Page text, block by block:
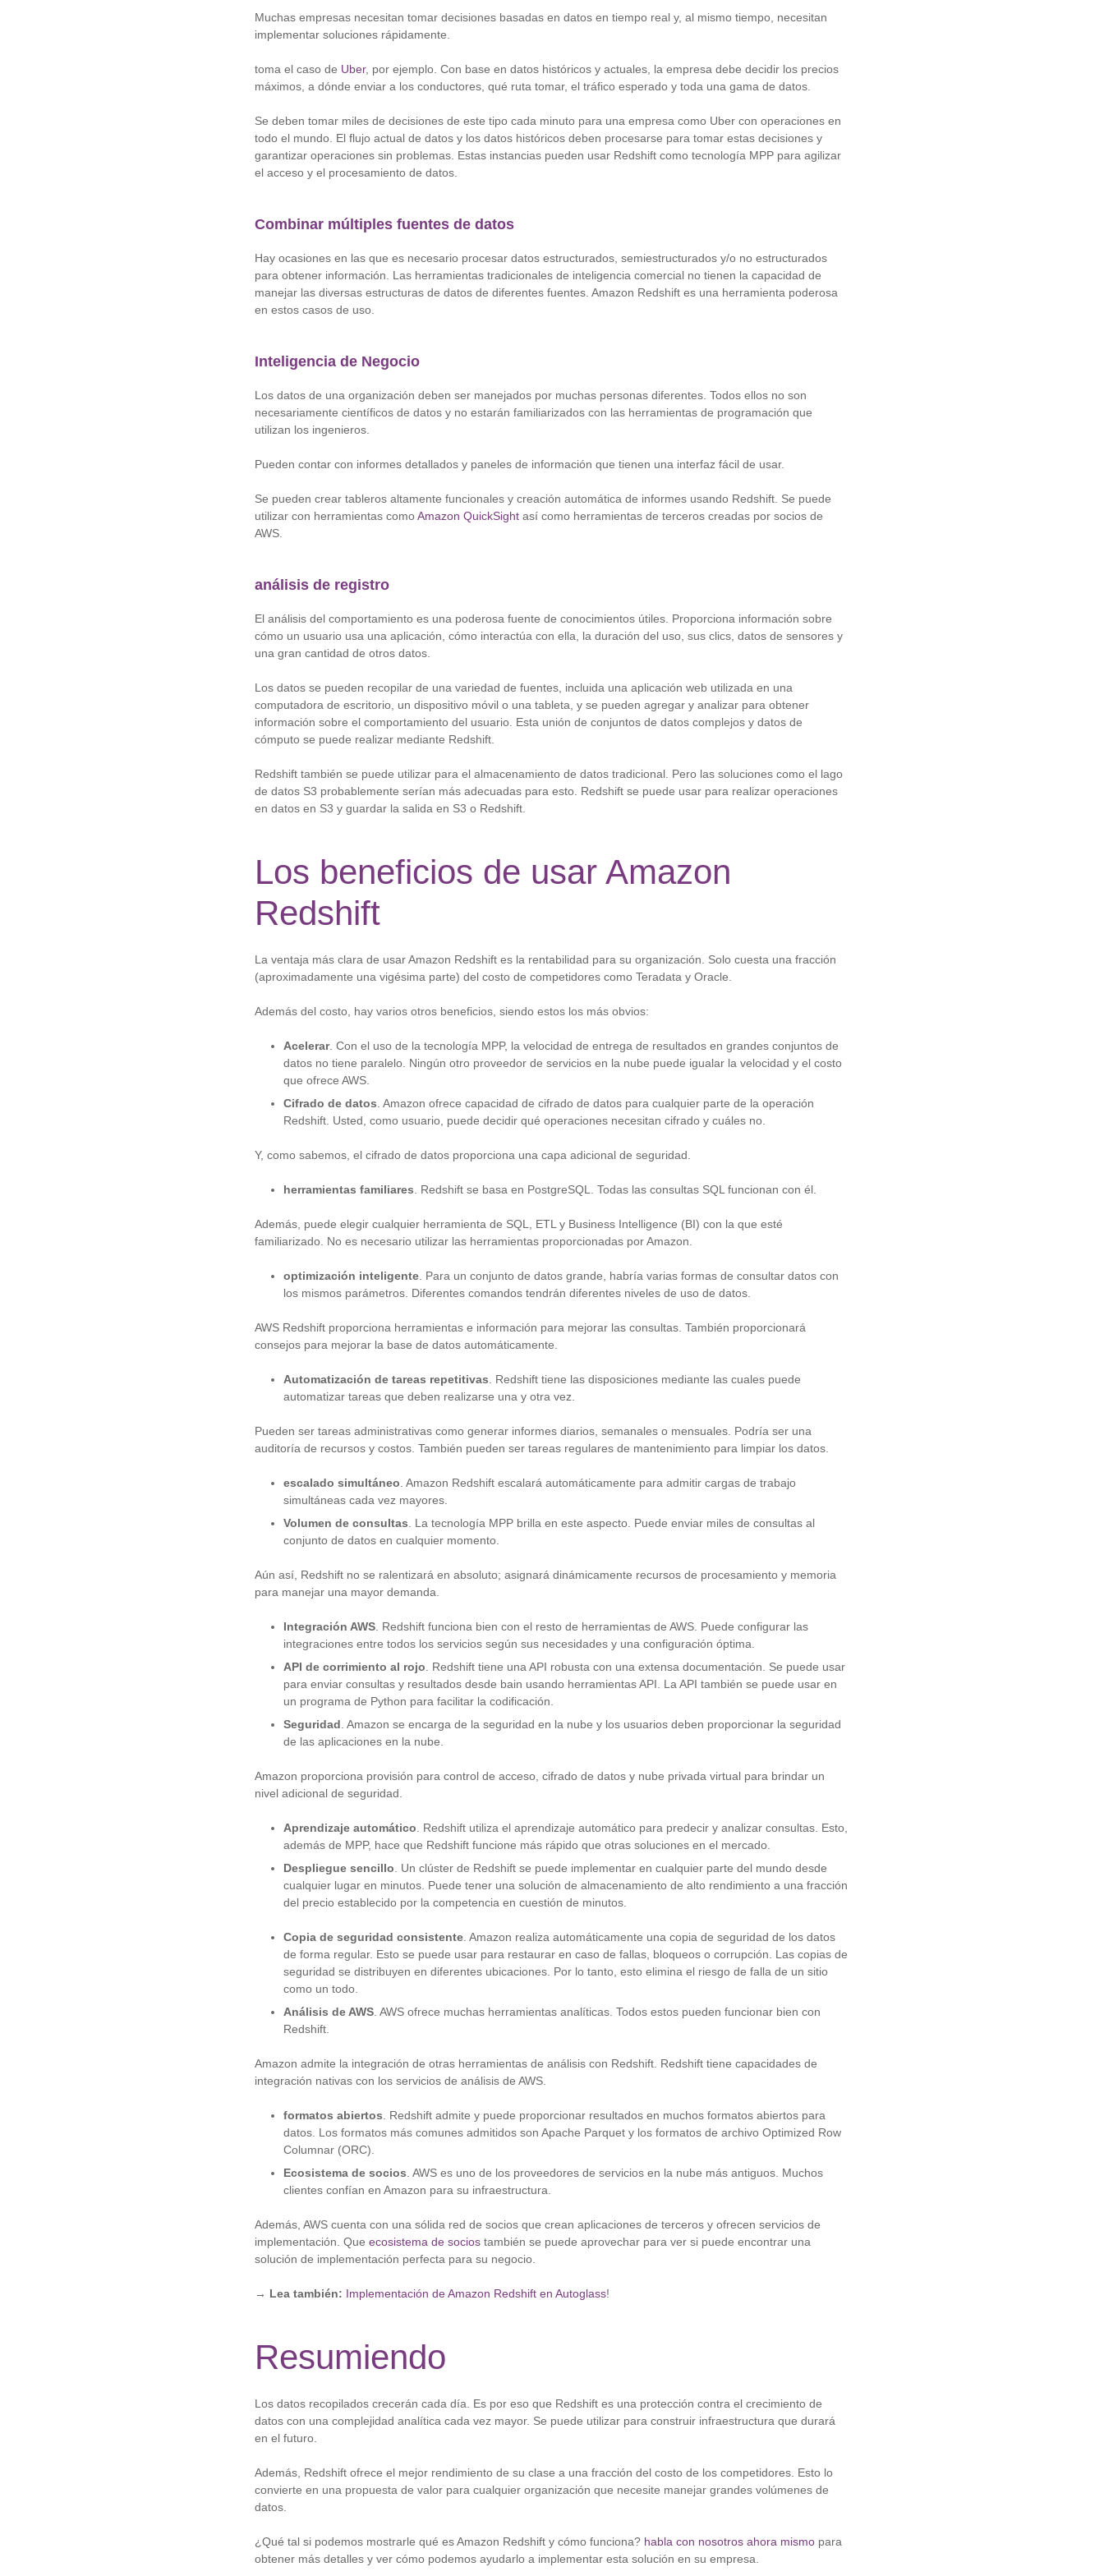
Muchas empresas necesitan tomar decisiones basadas en datos en tiempo real y, al mismo tiempo, necesitan
implementar soluciones rápidamente.
toma el caso de Uber, por ejemplo. Con base en datos históricos y actuales, la empresa debe decidir los precios
máximos, a dónde enviar a los conductores, qué ruta tomar, el tráfico esperado y toda una gama de datos.
Se deben tomar miles de decisiones de este tipo cada minuto para una empresa como Uber con operaciones en
todo el mundo. El flujo actual de datos y los datos históricos deben procesarse para tomar estas decisiones y
garantizar operaciones sin problemas. Estas instancias pueden usar Redshift como tecnología MPP para agilizar
el acceso y el procesamiento de datos.
Combinar múltiples fuentes de datos
Hay ocasiones en las que es necesario procesar datos estructurados, semiestructurados y/o no estructurados
para obtener información. Las herramientas tradicionales de inteligencia comercial no tienen la capacidad de
manejar las diversas estructuras de datos de diferentes fuentes. Amazon Redshift es una herramienta poderosa
en estos casos de uso.
Inteligencia de Negocio
Los datos de una organización deben ser manejados por muchas personas diferentes. Todos ellos no son
necesariamente científicos de datos y no estarán familiarizados con las herramientas de programación que
utilizan los ingenieros.
Pueden contar con informes detallados y paneles de información que tienen una interfaz fácil de usar.
Se pueden crear tableros altamente funcionales y creación automática de informes usando Redshift. Se puede
utilizar con herramientas comoAmazon QuickSight así como herramientas de terceros creadas por socios de
AWS.
análisis de registro
El análisis del comportamiento es una poderosa fuente de conocimientos útiles. Proporciona información sobre
cómo un usuario usa una aplicación, cómo interactúa con ella, la duración del uso, sus clics, datos de sensores y
una gran cantidad de otros datos.
Los datos se pueden recopilar de una variedad de fuentes, incluida una aplicación web utilizada en una
computadora de escritorio, un dispositivo móvil o una tableta, y se pueden agregar y analizar para obtener
información sobre el comportamiento del usuario. Esta unión de conjuntos de datos complejos y datos de
cómputo se puede realizar mediante Redshift.
Redshift también se puede utilizar para el almacenamiento de datos tradicional. Pero las soluciones como el lago
de datos S3 probablemente serían más adecuadas para esto. Redshift se puede usar para realizar operaciones
en datos en S3 y guardar la salida en S3 o Redshift.
Los beneficios de usar Amazon
Redshift
La ventaja más clara de usar Amazon Redshift es la rentabilidad para su organización. Solo cuesta una fracción
(aproximadamente una vigésima parte) del costo de competidores como Teradata y Oracle.
Además del costo, hay varios otros beneficios, siendo estos los más obvios:
Acelerar. Con el uso de la tecnología MPP, la velocidad de entrega de resultados en grandes conjuntos de
datos no tiene paralelo. Ningún otro proveedor de servicios en la nube puede igualar la velocidad y el costo
que ofrece AWS.
Cifrado de datos . Amazon ofrece capacidad de cifrado de datos para cualquier parte de la operación
Redshift. Usted, como usuario, puede decidir qué operaciones necesitan cifrado y cuáles no.
Y, como sabemos, el cifrado de datos proporciona una capa adicional de seguridad.
herramientas familiares . Redshift se basa en PostgreSQL. Todas las consultas SQL funcionan con él.
Además, puede elegir cualquier herramienta de SQL, ETL y Business Intelligence (BI) con la que esté
familiarizado. No es necesario utilizar las herramientas proporcionadas por Amazon.
optimización inteligente . Para un conjunto de datos grande, habría varias formas de consultar datos con
los mismos parámetros. Diferentes comandos tendrán diferentes niveles de uso de datos.
AWS Redshift proporciona herramientas e información para mejorar las consultas. También proporcionará
consejos para mejorar la base de datos automáticamente.
Automatización de tareas repetitivas . Redshift tiene las disposiciones mediante las cuales puede
automatizar tareas que deben realizarse una y otra vez.
Pueden ser tareas administrativas como generar informes diarios, semanales o mensuales. Podría ser una
auditoría de recursos y costos. También pueden ser tareas regulares de mantenimiento para limpiar los datos.
escalado simultáneo . Amazon Redshift escalará automáticamente para admitir cargas de trabajo
simultáneas cada vez mayores.
Volumen de consultas . La tecnología MPP brilla en este aspecto. Puede enviar miles de consultas al
conjunto de datos en cualquier momento.
Aún así, Redshift no se ralentizará en absoluto; asignará dinámicamente recursos de procesamiento y memoria
para manejar una mayor demanda.
Integración AWS . Redshift funciona bien con el resto de herramientas de AWS. Puede configurar las
integraciones entre todos los servicios según sus necesidades y una configuración óptima.
API de corrimiento al rojo . Redshift tiene una API robusta con una extensa documentación. Se puede usar
para enviar consultas y resultados desde bain usando herramientas API. La API también se puede usar en
un programa de Python para facilitar la codificación.
Seguridad . Amazon se encarga de la seguridad en la nube y los usuarios deben proporcionar la seguridad
de las aplicaciones en la nube.
Amazon proporciona provisión para control de acceso, cifrado de datos y nube privada virtual para brindar un
nivel adicional de seguridad.
Aprendizaje automático . Redshift utiliza el aprendizaje automático para predecir y analizar consultas. Esto,
además de MPP, hace que Redshift funcione más rápido que otras soluciones en el mercado.
Despliegue sencillo . Un clúster de Redshift se puede implementar en cualquier parte del mundo desde
cualquier lugar en minutos. Puede tener una solución de almacenamiento de alto rendimiento a una fracción
del precio establecido por la competencia en cuestión de minutos.
Copia de seguridad consistente . Amazon realiza automáticamente una copia de seguridad de los datos
de forma regular. Esto se puede usar para restaurar en caso de fallas, bloqueos o corrupción. Las copias de
seguridad se distribuyen en diferentes ubicaciones. Por lo tanto, esto elimina el riesgo de falla de un sitio
como un todo.
Análisis de AWS . AWS ofrece muchas herramientas analíticas. Todos estos pueden funcionar bien con
Redshift.
Amazon admite la integración de otras herramientas de análisis con Redshift. Redshift tiene capacidades de
integración nativas con los servicios de análisis de AWS.
formatos abiertos . Redshift admite y puede proporcionar resultados en muchos formatos abiertos para
datos. Los formatos más comunes admitidos son Apache Parquet y los formatos de archivo Optimized Row
Columnar (ORC).
Ecosistema de socios . AWS es uno de los proveedores de servicios en la nube más antiguos. Muchos
clientes confían en Amazon para su infraestructura.
Además, AWS cuenta con una sólida red de socios que crean aplicaciones de terceros y ofrecen servicios de
implementación. Que ecosistema de socios también se puede aprovechar para ver si puede encontrar una
solución de implementación perfecta para su negocio.
→ Lea también: Implementación de Amazon Redshift en Autoglass!
Resumiendo
Los datos recopilados crecerán cada día. Es por eso que Redshift es una protección contra el crecimiento de
datos con una complejidad analítica cada vez mayor. Se puede utilizar para construir infraestructura que durará
en el futuro.
Además, Redshift ofrece el mejor rendimiento de su clase a una fracción del costo de los competidores. Esto lo
convierte en una propuesta de valor para cualquier organización que necesite manejar grandes volúmenes de
datos.
¿Qué tal si podemos mostrarle qué es Amazon Redshift y cómo funciona? habla con nosotros ahora mismo para
obtener más detalles y ver cómo podemos ayudarlo a implementar esta solución en su empresa.